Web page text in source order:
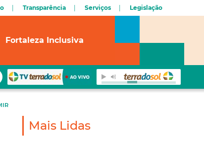
Transparência Serviços Legislação
Fortaleza Inclusiva
Mais Lidas